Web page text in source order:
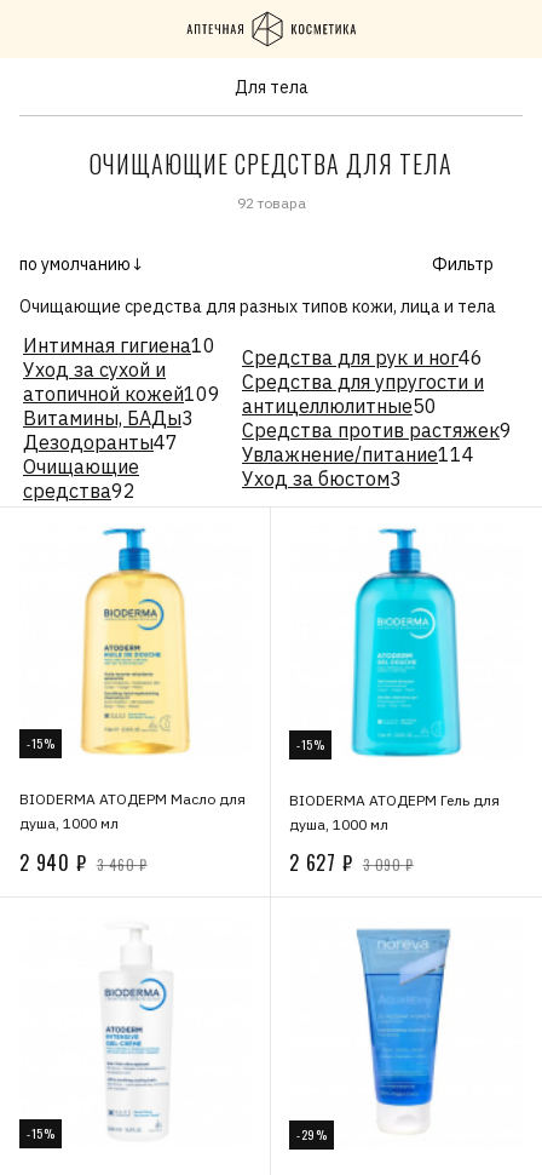
Для тела
ОЧИЩАЮЩИЕ СРЕДСТВА ДЛЯ ТЕЛА
92 товара
по умолчанию↓
Фильтр
Очищающие средства для разных типов кожи, лица и тела
Интимная гигиена10
Уход за сухой и
атопичной кожей109
Витамины, БАДы3
Дезодоранты47
Очищающие
средства92
Средства для рук и ног46
Средства для упругости и
антицеллюлитные50
Средства против растяжек9
Увлажнение/питание114
Уход за бюстом3
-15%
BIODERMA АТОДЕРМ Масло для
душа, 1000 мл
2 940 ₽ 3 460 ₽
-15%
BIODERMA АТОДЕРМ Гель для
душа, 1000 мл
2 627 ₽ 3 090 ₽
-15% -29%